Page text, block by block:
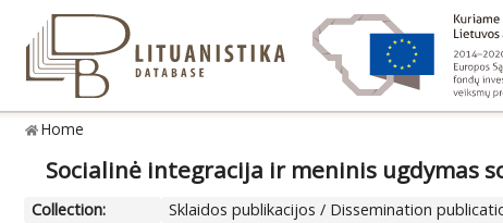
Home
Socialinė integracija ir meninis ugdymas
Collection:
Sklaidos publikacijos / Dissemination